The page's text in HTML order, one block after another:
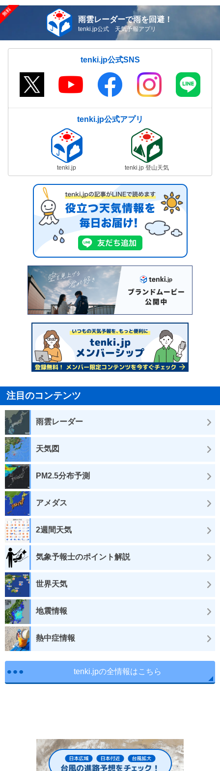
雨雲レーダーで雨を回避！
tenki.jp公式 天気予報アプリ
tenki.jp公式SNS
tenki.jp公式アプリ
tenki.jp tenki.jp 登山天気
注目のコンテンツ
雨雲レーダー
天気図
PM2.5分布予測
アメダス
2週間天気
気象予報士のポイント解説
世界天気
地震情報
熱中症情報
tenki.jpの全情報はこちら